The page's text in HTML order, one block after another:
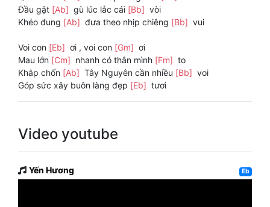
Đầu gật [Ab] gù lúc lắc cái [Bb] vòi
Khéo đung [Ab] đưa theo nhịp chiêng [Bb] vui
Voi con [Eb] ơi , voi con [Gm] ơi
Mau lớn [Cm] nhanh có thân mình [Fm] to
Khắp chốn [Ab] Tây Nguyên cần nhiều [Bb] voi
Góp sức xây buôn làng đẹp [Eb] tươi
Video youtube
Yến Hương Eb